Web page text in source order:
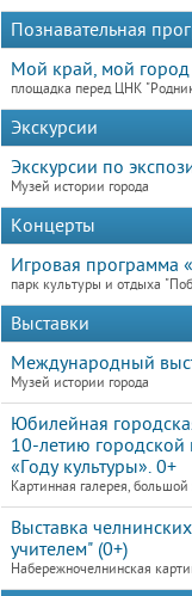
Познавательная
Мой край, мой город
площадка перед ЦНК
Экскурсии
Экскурсии по
Музей истории города
Концерты
Игровая программа
парк культуры и отдыха
Выставки
Международный
Музей истории города
Юбилейная
10-летию
«Году культуры». 0+
Картинная галерея, большой
Выставка
учителем" (0+)
Набережночелнинская